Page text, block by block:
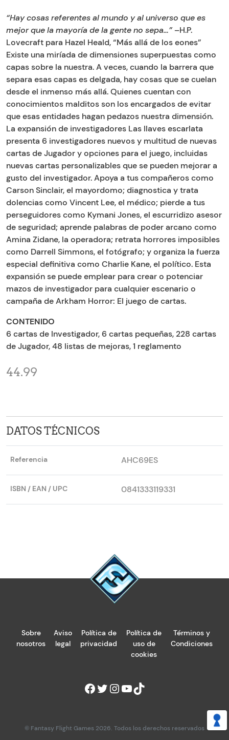
“Hay cosas referentes al mundo y al universo que es
mejor que la mayoría de la gente no sepa…”–H.P.
Lovecraft para Hazel Heald, “Más allá de los eones”
Existe una miríada de dimensiones superpuestas como
capas sobre la nuestra. A veces, cuando la barrera que
separa esas capas es delgada, hay cosas que se cuelan
desde el inmenso más allá. Quienes cuentan con
conocimientos malditos son los encargados de evitar
que esas entidades hagan pedazos nuestra dimensión.
La expansión de investigadores Las llaves escarlata
presenta 6 investigadores nuevos y multitud de nuevas
cartas de Jugador y opciones para el juego, incluidas
nuevas cartas personalizables que se pueden mejorar a
gusto del investigador. Apoya a tus compañeros como
Carson Sinclair, el mayordomo; diagnostica y trata
dolencias como Vincent Lee, el médico; pierde a tus
perseguidores como Kymani Jones, el escurridizo asesor
de seguridad; aprende palabras de poder arcano como
Amina Zidane, la operadora; retrata horrores imposibles
como Darrell Simmons, el fotógrafo; y organiza la fuerza
especial definitiva como Charlie Kane, el político. Esta
expansión se puede emplear para crear o potenciar
mazos de investigador para cualquier escenario o
campaña de Arkham Horror: El juego de cartas.
CONTENIDO
6 cartas de Investigador, 6 cartas pequeñas, 228 cartas
de Jugador, 48 listas de mejoras, 1 reglamento
44.99
DATOS TÉCNICOS
Referencia AHC69ES
ISBN / EAN / UPC 0841333119331
Sobre
nosotros
Aviso
legal
Política de
privacidad
Política de
uso de
cookies
Términos y
Condiciones
© Fantasy Flight Games 2026. Todos los derechos reservados